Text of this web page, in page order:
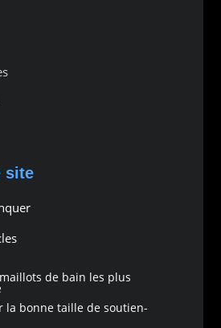
site
de bain les plus
la bonne taille de soutien-